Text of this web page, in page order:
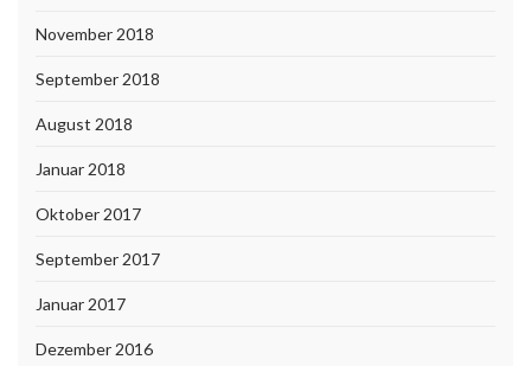
November 2018
September 2018
August 2018
Januar 2018
Oktober 2017
September 2017
Januar 2017
Dezember 2016